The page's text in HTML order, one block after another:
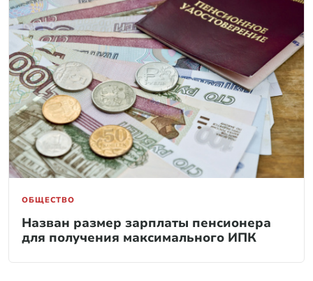
ОБЩЕСТВО
Назван размер зарплаты пенсионера
для получения максимального ИПК